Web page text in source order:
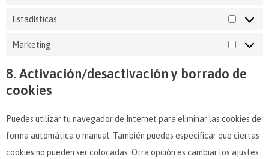
Estadísticas
Marketing
8. Activación/desactivación y borrado de
cookies
Puedes utilizar tu navegador de Internet para eliminar las cookies de
forma automática o manual. También puedes especificar que ciertas
cookies no pueden ser colocadas. Otra opción es cambiar los ajustes